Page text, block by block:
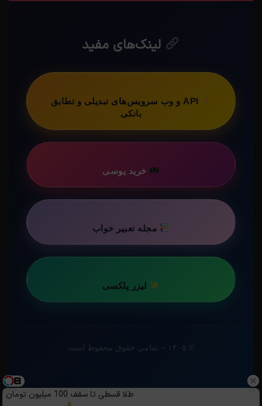
لینک‌های مفید
API و وب سرویس‌های تبدیلی و تطابق
بانکی
خرید یوسی
مجله تعبیر خواب
لیزر پلکسی
طلا قسطی تا سقف 100 میلیون تومان